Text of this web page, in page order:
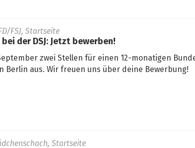
FSJ, Startseite
der DSJ: Jetzt bewerben!
zwei Stellen für einen 12-monatigen
Berlin aus. Wir freuen uns über deine Bewerbung!
Startseite